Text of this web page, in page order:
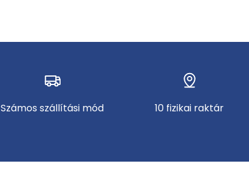
Számos szállítási mód 10 fizikai raktár